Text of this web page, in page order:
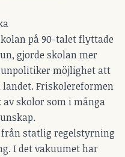
på 90-talet flyttade
gjorde skolan mer
möjlighet att
Friskolereformen
skolor som i många
statlig regelstyrning
I det vakuumet har